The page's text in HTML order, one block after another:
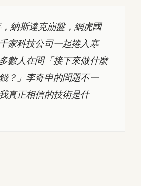
，納斯達克崩盤，網虎國
家科技公司一起捲入寒
數人在問「接下來做什麼
？」李奇申的問題不一
真正相信的技術是什